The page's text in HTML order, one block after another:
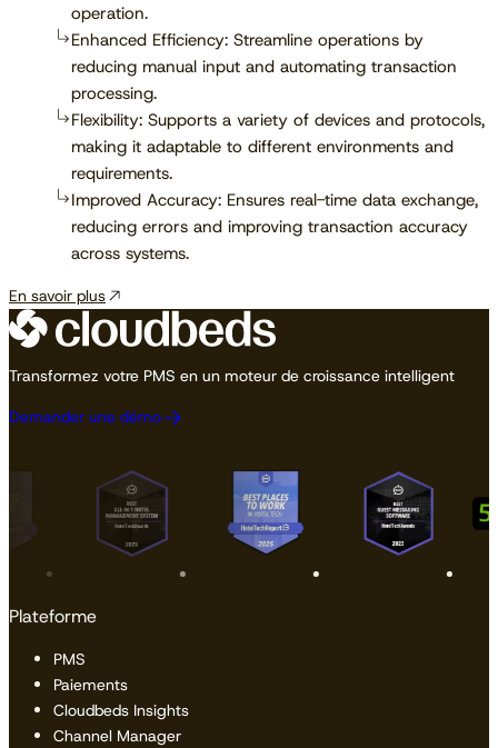
operation.
Enhanced Efficiency: Streamline operations by
reducing manual input and automating transaction
processing.
Flexibility: Supports a variety of devices and protocols,
making it adaptable to different environments and
requirements.
Improved Accuracy: Ensures real-time data exchange,
reducing errors and improving transaction accuracy
across systems.
En savoir plus
Transformez votre PMS en un moteur de croissance intelligent
Demander une démo
Plateforme
PMS
Paiements
Cloudbeds Insights
Channel Manager